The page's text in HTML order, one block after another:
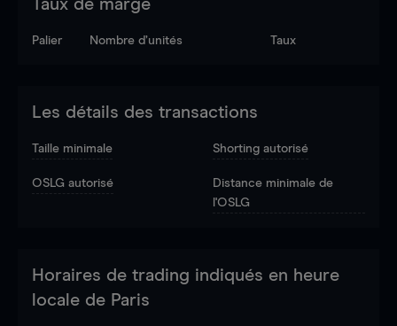
Taux de marge
Palier Nombre d’unités Taux
Les détails des transactions
Taille minimale Shorting autorisé
OSLG autorisé
Distance minimale de
l'OSLG
Horaires de trading indiqués en heure
locale de Paris